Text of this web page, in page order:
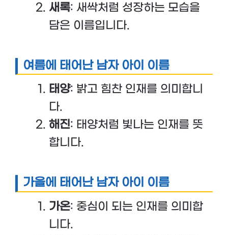
새록: 새싹처럼 성장하는 모습을
담은 이름입니다.
여름에 태어난 남자 아이 이름
태양: 밝고 힘찬 인재를 의미합니
다.
해진: 태양처럼 빛나는 인재를 뜻
합니다.
가을에 태어난 남자 아이 이름
가온: 중심이 되는 인재를 의미합
니다.